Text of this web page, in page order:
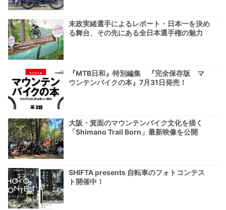
末政実緒選手によるレポート・日本一を決め
る舞台、その先にある全日本選手権の魅力
『MTB日和』特別編集 『完全保存版 マ
ウンテンバイクの本』7月31日発売！
大阪・箕面のマウンテンバイク文化を描く
「Shimano Trail Born」最新映像を公開
SHIFTA presents 自転車のフォトコンテス
ト開催中！